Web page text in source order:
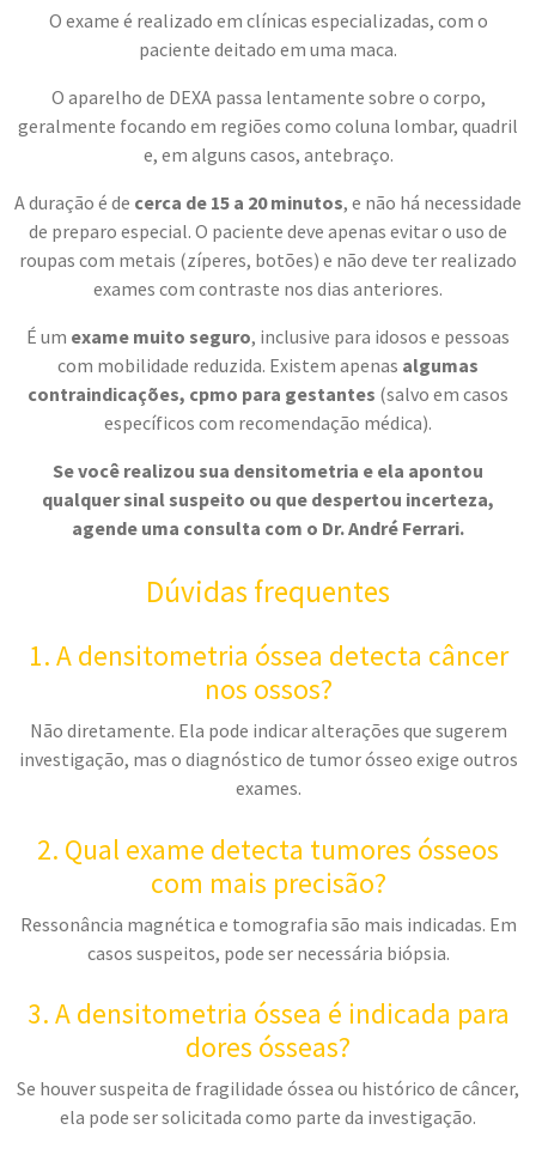
O exame é realizado em clínicas especializadas, com o
paciente deitado em uma maca.
O aparelho de DEXA passa lentamente sobre o corpo,
geralmente focando em regiões como coluna lombar, quadril
e, em alguns casos, antebraço.
A duração é de cerca de 15 a 20 minutos, e não há necessidade
de preparo especial. O paciente deve apenas evitar o uso de
roupas com metais (zíperes, botões) e não deve ter realizado
exames com contraste nos dias anteriores.
É um exame muito seguro, inclusive para idosos e pessoas
com mobilidade reduzida. Existem apenas algumas
contraindicações, cpmo para gestantes (salvo em casos
específicos com recomendação médica).
Se você realizou sua densitometria e ela apontou
qualquer sinal suspeito ou que despertou incerteza,
agende uma consulta com o Dr. André Ferrari.
Dúvidas frequentes
1. A densitometria óssea detecta câncer
nos ossos?
Não diretamente. Ela pode indicar alterações que sugerem
investigação, mas o diagnóstico de tumor ósseo exige outros
exames.
2. Qual exame detecta tumores ósseos
com mais precisão?
Ressonância magnética e tomografia são mais indicadas. Em
casos suspeitos, pode ser necessária biópsia.
3. A densitometria óssea é indicada para
dores ósseas?
Se houver suspeita de fragilidade óssea ou histórico de câncer,
ela pode ser solicitada como parte da investigação.